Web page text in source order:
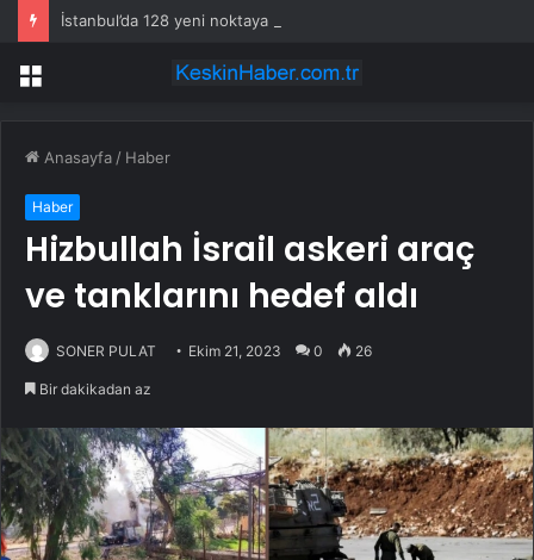
İstanbul’da 128 yeni noktaya daha EDS geliyor
Menü
Anasayfa / Haber
Haber
Hizbullah İsrail askeri araç
ve tanklarını hedef aldı
SONER PULAT Ekim 21, 2023 0 26
Bir dakikadan az